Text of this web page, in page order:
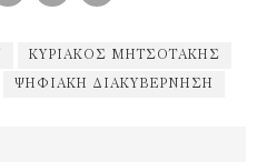
ΚΥΡΙΆΚΟΣ ΜΗΤΣΟΤΆΚΗΣ
ΨΗΦΙΑΚΉ ΔΙΑΚΥΒΈΡΝΗΣΗ